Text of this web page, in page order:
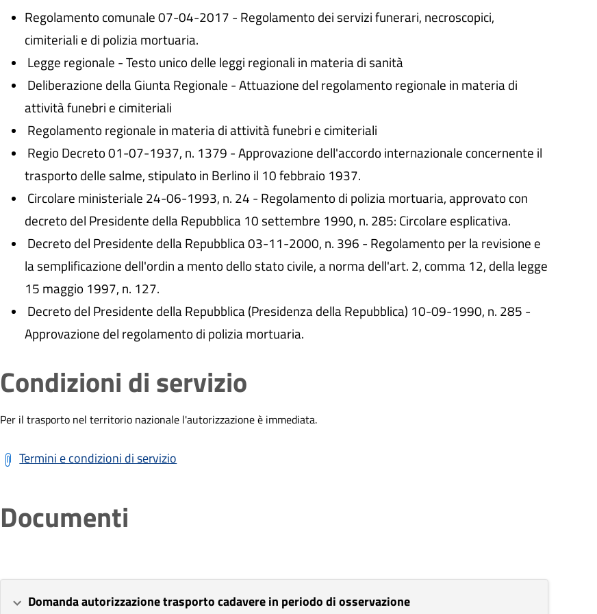
Regolamento comunale 07-04-2017 - Regolamento dei servizi funerari, necroscopici,
cimiteriali e di polizia mortuaria.
Legge regionale - Testo unico delle leggi regionali in materia di sanità
Deliberazione della Giunta Regionale - Attuazione del regolamento regionale in materia di
attività funebri e cimiteriali
Regolamento regionale in materia di attività funebri e cimiteriali
Regio Decreto 01-07-1937, n. 1379 - Approvazione dell'accordo internazionale concernente il
trasporto delle salme, stipulato in Berlino il 10 febbraio 1937.
Circolare ministeriale 24-06-1993, n. 24 - Regolamento di polizia mortuaria, approvato con
decreto del Presidente della Repubblica 10 settembre 1990, n. 285: Circolare esplicativa.
Decreto del Presidente della Repubblica 03-11-2000, n. 396 - Regolamento per la revisione e
la semplificazione dell'ordin a mento dello stato civile, a norma dell'art. 2, comma 12, della legge
15 maggio 1997, n. 127.
Decreto del Presidente della Repubblica (Presidenza della Repubblica) 10-09-1990, n. 285 -
Approvazione del regolamento di polizia mortuaria.
Condizioni di servizio
Per il trasporto nel territorio nazionale l'autorizzazione è immediata.
Termini e condizioni di servizio
Documenti
Domanda autorizzazione trasporto cadavere in periodo di osservazione